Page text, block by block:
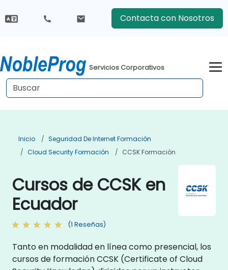
Contacta con Nosotros
Servicios Corporativos
Inicio
Seguridad De Internet Formación
Cloud Security Formación
CCSK Formación
Cursos de CCSK en
Ecuador
(1 Reseñas)
Tanto en modalidad en línea como presencial, los
cursos de formación CCSK (Certificate of Cloud